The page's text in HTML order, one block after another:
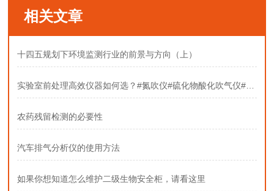
相关文章
十四五规划下环境监测行业的前景与方向（上）
实验室前处理高效仪器如何选？#氮吹仪#硫化物酸化吹气仪#固相萃取装置
农药残留检测的必要性
汽车排气分析仪的使用方法
如果你想知道怎么维护二级生物安全柜，请看这里